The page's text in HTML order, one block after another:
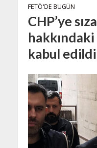
FETÖ'DE BUGÜN
CHP’ye
kabul edildi